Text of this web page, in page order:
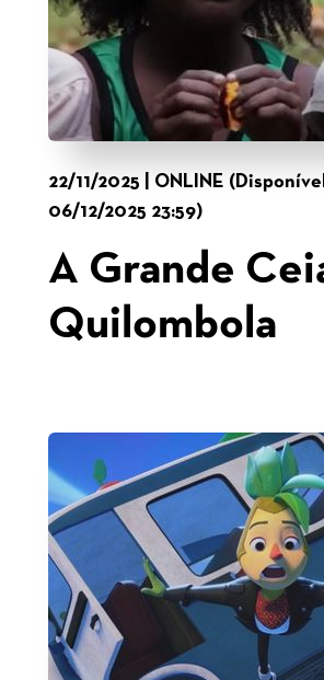
22/11/2025 | ONLINE
06/12/2025 23:59)
A Grande
Quilombola